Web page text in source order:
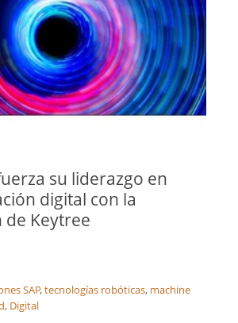
su liderazgo en
digital con la
Keytree
SAP,tecnologías robóticas, machine
, Digital